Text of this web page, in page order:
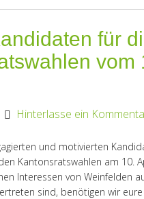
für
vom
Hinterlasse ein
und motivierten
Kantonsratswahlen am 10.
Interessen von Weinfelden
sind, benötigen wir eure